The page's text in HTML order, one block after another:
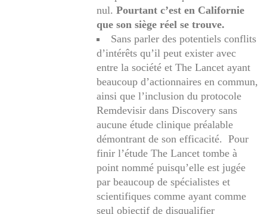
nul. Pourtant c’est en Californie
que son siège réel se trouve.
Sans parler des potentiels conflits
d’intérêts qu’il peut exister avec
entre la société et The Lancet ayant
beaucoup d’actionnaires en commun,
ainsi que l’inclusion du protocole
Remdevisir dans Discovery sans
aucune étude clinique préalable
démontrant de son efficacité. Pour
finir l’étude The Lancet tombe à
point nommé puisqu’elle est jugée
par beaucoup de spécialistes et
scientifiques comme ayant comme
seul objectif de disqualifier